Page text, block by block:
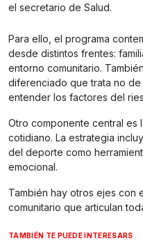
el secretario de Salud.
Para ello, el programa
desde distintos frentes:
entorno comunitario.
diferenciado que trata no
entender los factores del
Otro componente central es
cotidiano. La estrategia
del deporte como
emocional.
También hay otros ejes con
comunitario que articulan
TAMBIÉN TE PUEDE INTERESARS